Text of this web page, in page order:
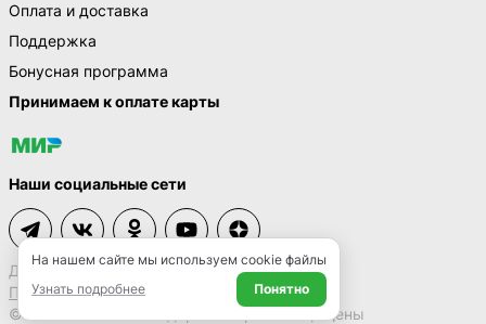
Оплата и доставка
Поддержка
Бонусная программа
Принимаем к оплате карты
Наши социальные сети
Договор-оферта
Политика конфиденциальности
© 2009 – 2026 ТопРадар. Все права защищены
На нашем сайте мы используем cookie файлы
Узнать подробнее
Понятно